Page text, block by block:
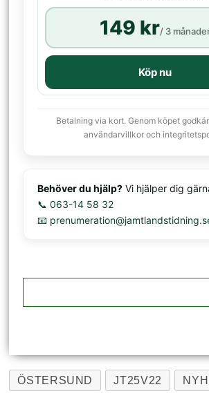
149 kr/ 3
Köp nu
Betalning via kort. Genom köpet
användarvillkor och
Behöver du hjälp? Vi hjälper dig
📞 063-14 58 32
📧
ÖSTERSUND JT25V22